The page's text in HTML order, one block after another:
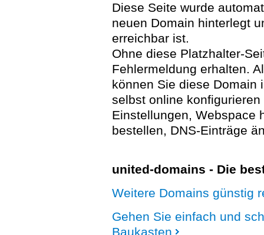
Diese Seite wurde
neuen Domain hinterlegt
erreichbar ist.
Ohne diese Platzhalter-
Fehlermeldung erhalten.
können Sie diese Domain
selbst online
Einstellungen, Webspace
bestellen, DNS-Einträge
united-domains - Die
Weitere Domains günstig
Gehen Sie einfach und
Baukasten